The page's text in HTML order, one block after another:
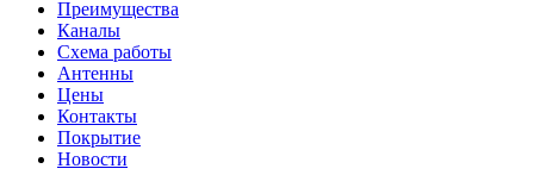
Преимущества
Каналы
Схема работы
Антенны
Цены
Контакты
Покрытие
Новости